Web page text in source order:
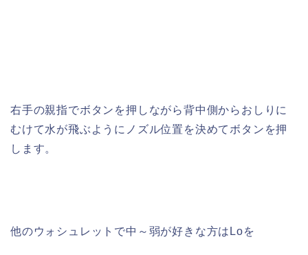
右手の親指でボタンを押しながら背中側からおしりに
むけて水が飛ぶようにノズル位置を決めてボタンを押
します。
他のウォシュレットで中～弱が好きな方はLoを